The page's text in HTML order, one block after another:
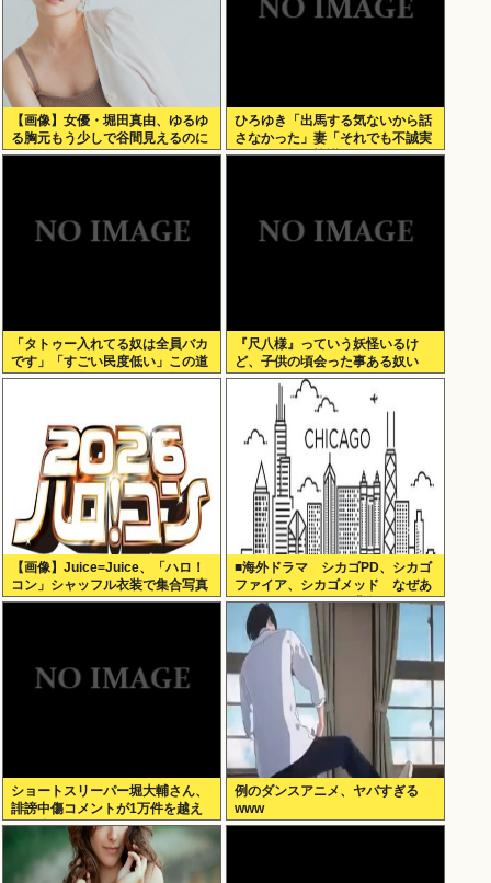
【画像】女優・堀田真由、ゆるゆ
る胸元もう少しで谷間見えるのに
ひろゆき「出馬する気ないから話
さなかった」妻「それでも不誠実
だろ」→離婚協議へwww
「タトゥー入れてる奴は全員バカ
です」「すごい民度低い」この道
23年の彫り師YouTuberの動画が
『尺八様』っていう妖怪いるけ
ど、子供の頃会った事ある奴い
る？？
【画像】Juice=Juice、「ハロ！
コン」シャッフル衣装で集合写真
■海外ドラマ シカゴPD、シカゴ
ファイア、シカゴメッド なぜあ
の人は、あそこまで背負うのか
ショートスリーパー堀大輔さん、
誹謗中傷コメントが1万件を越え
て号泣してしまう
例のダンスアニメ、ヤバすぎる
www